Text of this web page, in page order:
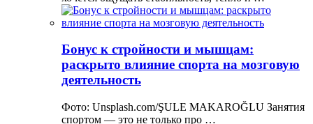
Бонус к стройности и мышцам:
раскрыто влияние спорта на мозговую
деятельность
Фото: Unsplash.com/ŞULE MAKAROĞLU Занятия
спортом — это не только про …